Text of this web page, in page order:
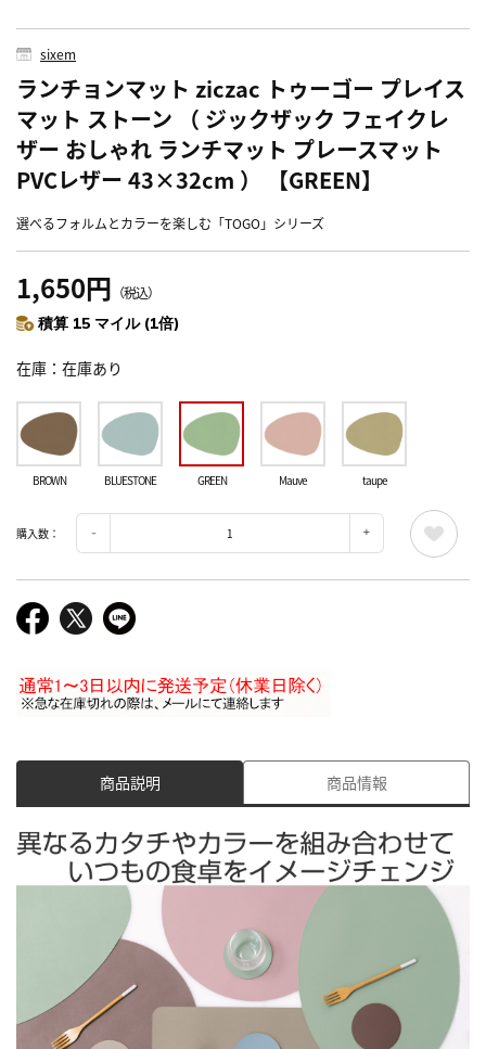
sixem
ランチョンマット ziczac トゥーゴー プレイス
マット ストーン （ ジックザック フェイクレ
ザー おしゃれ ランチマット プレースマット
PVCレザー 43×32cm ） 【GREEN】
選べるフォルムとカラーを楽しむ「TOGO」シリーズ
1,650円 （税込）
積算 15 マイル (1倍)
在庫 在庫あり
BROWN BLUESTONE GREEN Mauve taupe
購入数：
商品説明 商品情報